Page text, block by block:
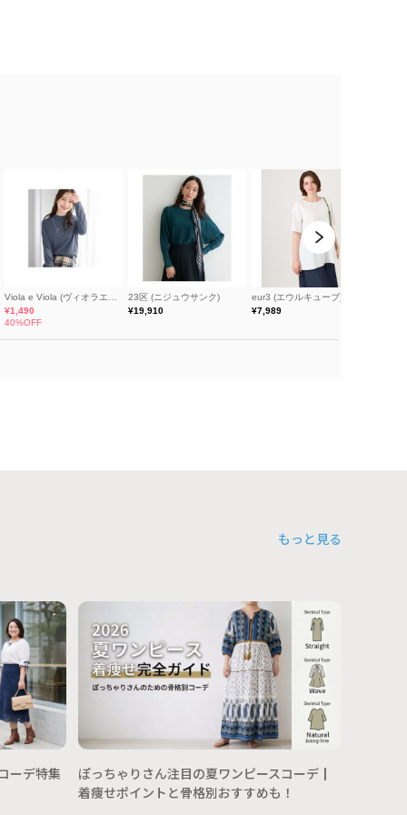
もっと見る
ーデ特集
ぽっちゃりさん注目の夏ワンピースコーデ┃
着痩せポイントと骨格別おすすめも！